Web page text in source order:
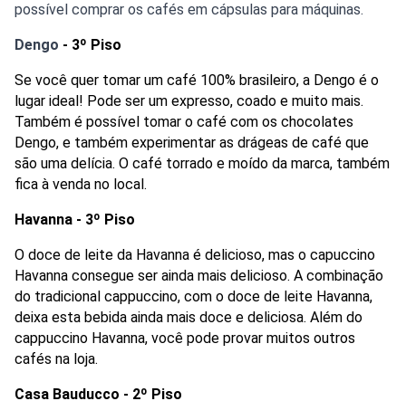
possível comprar os cafés em cápsulas para máquinas.
Dengo - 3º Piso
Se você quer tomar um café 100% brasileiro, a Dengo é o
lugar ideal! Pode ser um expresso, coado e muito mais.
Também é possível tomar o café com os chocolates
Dengo, e também experimentar as drágeas de café que
são uma delícia. O café torrado e moído da marca, também
fica à venda no local.
Havanna - 3º Piso
O doce de leite da Havanna é delicioso, mas o capuccino
Havanna consegue ser ainda mais delicioso. A combinação
do tradicional cappuccino, com o doce de leite Havanna,
deixa esta bebida ainda mais doce e deliciosa. Além do
cappuccino Havanna, você pode provar muitos outros
cafés na loja.
Casa Bauducco - 2º Piso